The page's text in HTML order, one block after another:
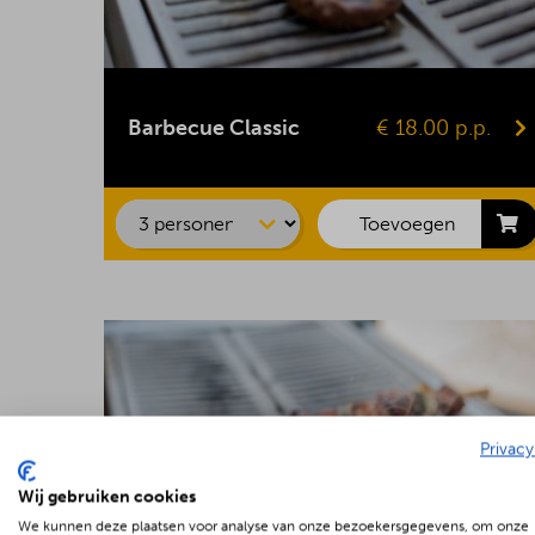
Barbecue Classic € 18.00 p.p.
Hamburger
Toevoegen
Wij gebruiken cookies
We kunnen deze plaatsen voor analyse van onze bezoekersgegevens, om onze